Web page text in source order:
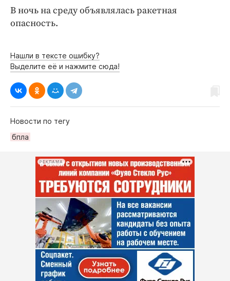
Интересное чтиво
Клиника года
Работодатель года
В ночь на среду объявлялась ракетная
опасность.
Нашли в тексте ошибку?
Выделите её и нажмите сюда!
Новости по тегу
бпла
РЕКЛАМА